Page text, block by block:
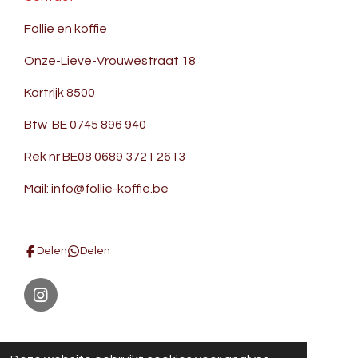
Follie en koffie
Onze-Lieve-Vrouwestraat 18
Kortrijk 8500
Btw BE 0745 896 940
Rek nr BE08 0689 3721 2613
Mail: info@follie-koffie.be
Delen Delen
I
n
t
© 2021 - 2026 Follie en Koffie